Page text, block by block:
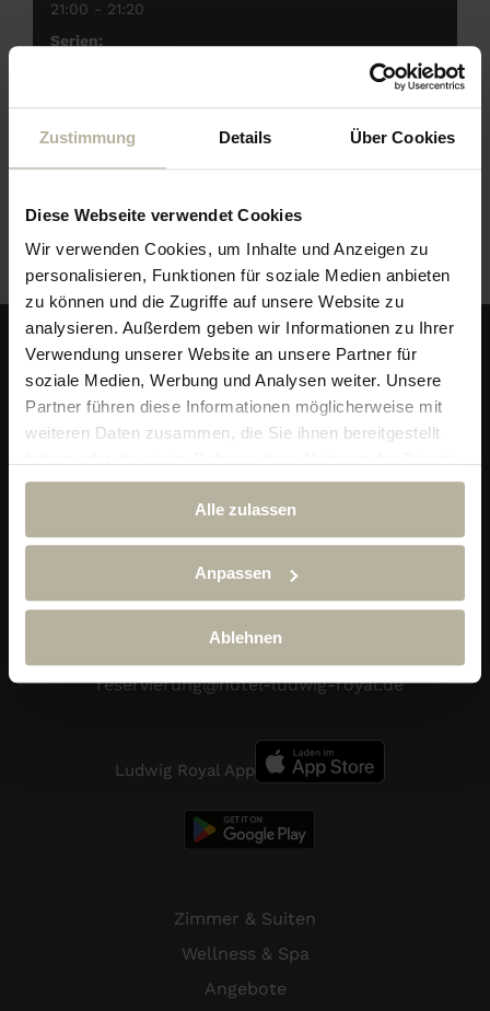
Zustimmung Details Über Cookies
Diese Webseite verwendet Cookies
Wir verwenden Cookies, um Inhalte und Anzeigen zu
personalisieren, Funktionen für soziale Medien anbieten
zu können und die Zugriffe auf unsere Website zu
analysieren. Außerdem geben wir Informationen zu Ihrer
Verwendung unserer Website an unsere Partner für
soziale Medien, Werbung und Analysen weiter. Unsere
Partner führen diese Informationen möglicherweise mit
weiteren Daten zusammen, die Sie ihnen bereitgestellt
gesammelt haben.
Alle zulassen
Anpassen
Ablehnen
21:00 - 21:20
Serien:
Veranstaltungsort
Galerie im Hotel
Alpin & Wellness Resort Ludwig Royal
reservierung@hotel-ludwig-royal.de
Ludwig Royal App
Zimmer & Suiten
Wellness & Spa
Angebote